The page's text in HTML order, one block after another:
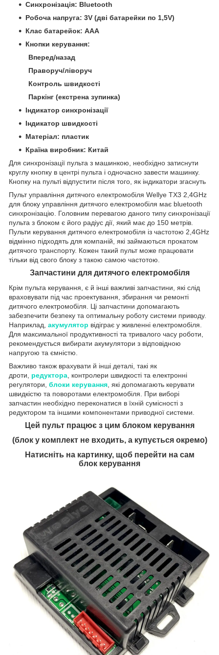
Синхронізація: Bluetooth
Робоча напруга: 3V (дві батарейки по 1,5V)
Клас батарейок: ААА
Кнопки керування:
Вперед/назад
Праворуч/ліворуч
Контроль швидкості
Паркінг (екстрена зупинка)
Індикатор синхронізації
Індикатор швидкості
Матеріал: пластик
Країна виробник: Китай
Для синхронізації пульта з машинкою, необхідно затиснути
круглу кнопку в центрі пульта і одночасно завести машинку.
Кнопку на пульті відпустити після того, як індикатори згаснуть
Пульт управління дитячого електромобіля Wellye TX3 2,4GHz
для блоку управління дитячого електромобіля має bluetooth
синхронізацію. Головним перевагою даного типу синхронізації
пульта з блоком є його радіус дії, який має до 150 метрів.
Пульти керування дитячого електромобіля із частотою 2,4GHz
відмінно підходять для компаній, які займаються прокатом
дитячого транспорту. Кожен такий пульт може працювати
тільки від свого блоку з такою самою частотою.
Запчастини для дитячого електромобіля
Крім пульта керування, є й інші важливі запчастини, які слід
враховувати під час проектування, збирання чи ремонті
дитячого електромобіля. Ці запчастини допомагають
забезпечити безпеку та оптимальну роботу системи приводу.
Наприклад, акумулятор відіграє у живленні електромобіля.
Для максимальної продуктивності та тривалого часу роботи,
рекомендується вибирати акумулятори з відповідною
напругою та ємністю.
Важливо також врахувати й інші деталі, такі як
дроти, редуктора, контролери швидкості та електронні
регулятори, блоки керування, які допомагають керувати
швидкістю та поворотами електромобіля. При виборі
запчастин необхідно переконатися в їхній сумісності з
редуктором та іншими компонентами приводної системи.
Цей пульт працює з цим блоком керування
(блок у комплект не входить, а купується окремо)
Натисніть на картинку, щоб перейти на сам
блок керування